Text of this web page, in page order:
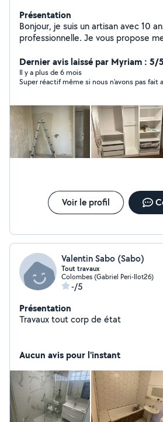
Présentation
Bonjour, je suis un artisan avec 10
professionnelle. Je vous propose
pose de parquet, pose de placo,
gratuit, prix adaptés à vos besoin,
ma plus grande priorité, n'hésitez
Dernier avis laissé par Myriam : 5/5
Il y a plus de 6 mois
Super réactif même si nous n’avons pas fait
Voir le profil
Valentin Sabo (Sabo)
Tout travaux
Colombes (Gabriel Peri-Ilot26)
-/5
Présentation
Travaux tout corp de état
Aucun avis pour l'instant